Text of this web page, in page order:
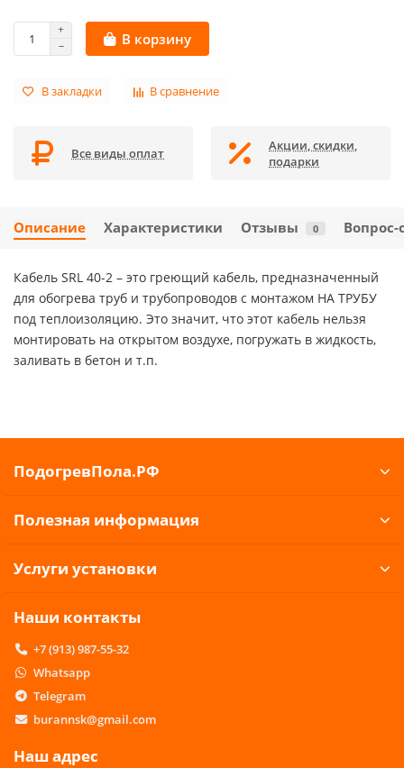
В корзину
В закладки В сравнение
Все виды оплат
Акции, скидки,
подарки
Описание Характеристики Отзывы 0 Вопрос-
Кабель SRL 40-2 – это греющий кабель, предназначенный
для обогрева труб и трубопроводов с монтажом НА ТРУБУ
под теплоизоляцию. Это значит, что этот кабель нельзя
монтировать на открытом воздухе, погружать в жидкость,
заливать в бетон и т.п.
ПодогревПола.РФ
Полезная информация
Услуги установки
Наши контакты
+7 (913) 987-55-32
Whatsapp
Telegram
burannsk@gmail.com
Наш адрес